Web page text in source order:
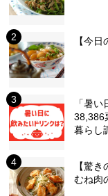
【今
「暑
38,386
暮らし
【驚
むね肉